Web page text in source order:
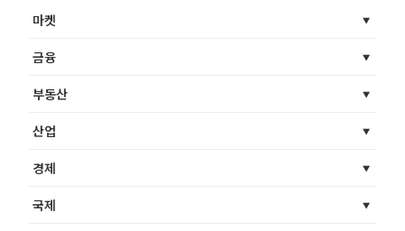
마켓
금융
부동산
산업
경제
국제